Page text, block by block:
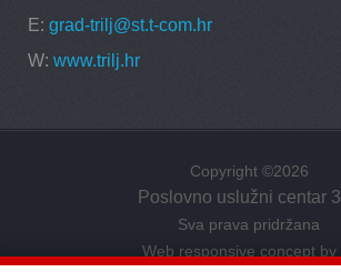
E: grad-trilj@st.t-com.hr
W: www.trilj.hr
Copyright ©2026
Poslovno uslužni centar
Sva prava pridržana
Web responsive concept by